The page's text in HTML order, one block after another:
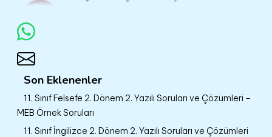
Son Eklenenler
11. Sınıf Felsefe 2. Dönem 2. Yazılı Soruları ve Çözümleri –
MEB Örnek Soruları
11. Sınıf İngilizce 2. Dönem 2. Yazılı Soruları ve Çözümleri